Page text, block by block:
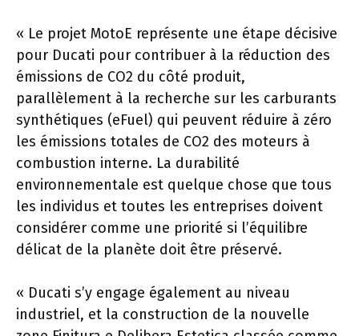
« Le projet MotoE représente une étape décisive
pour Ducati pour contribuer à la réduction des
émissions de CO2 du côté produit,
parallèlement à la recherche sur les carburants
synthétiques (eFuel) qui peuvent réduire à zéro
les émissions totales de CO2 des moteurs à
combustion interne. La durabilité
environnementale est quelque chose que tous
les individus et toutes les entreprises doivent
considérer comme une priorité si l’équilibre
délicat de la planète doit être préservé.
« Ducati s’y engage également au niveau
industriel, et la construction de la nouvelle